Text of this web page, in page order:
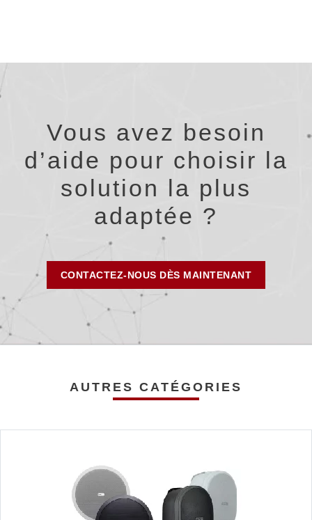
Vous avez besoin
d’aide pour choisir la
solution la plus
adaptée ?
CONTACTEZ-NOUS DÈS MAINTENANT
AUTRES CATÉGORIES